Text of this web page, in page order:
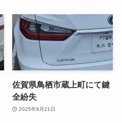
佐賀県鳥栖市蔵上町にて鍵
全紛失
2025年9月21日